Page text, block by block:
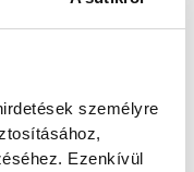
személyre
Ezenkívül
majd